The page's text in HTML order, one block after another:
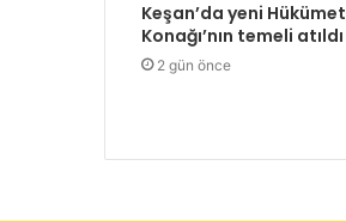
Keşan’da yeni Hükümet
Konağı’nın temeli atıldı
2 gün önce